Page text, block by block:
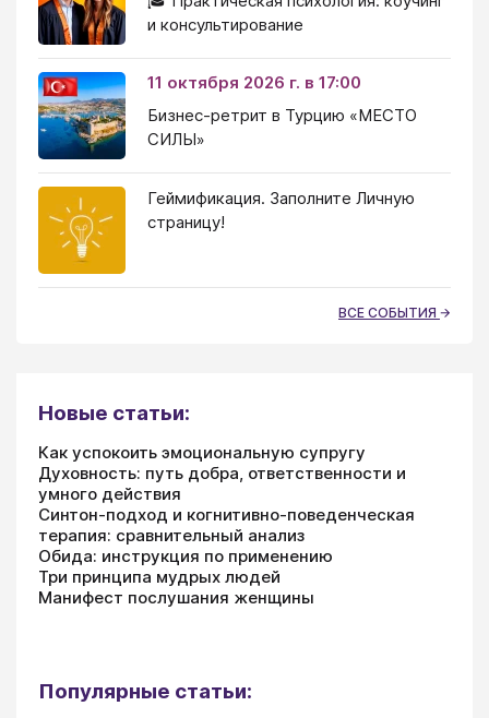
и консультирование
11 октября 2026 г. в 17:00
Бизнес-ретрит в Турцию «МЕСТО
СИЛЫ»
Геймификация. Заполните Личную
страницу!
ВСЕ СОБЫТИЯ
Новые статьи:
Как успокоить эмоциональную супругу
Духовность: путь добра, ответственности и
умного действия
Синтон-подход и когнитивно-поведенческая
терапия: сравнительный анализ
Обида: инструкция по применению
Три принципа мудрых людей
Манифест послушания женщины
Популярные статьи: